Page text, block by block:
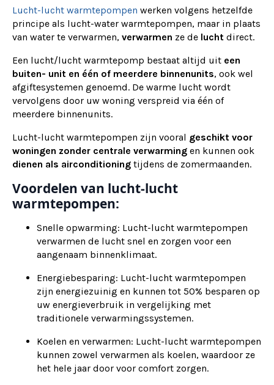
Lucht-lucht warmtepompen werken volgens hetzelfde
principe als lucht-water warmtepompen, maar in plaats
van water te verwarmen, verwarmen ze de lucht direct.
Een lucht/lucht warmtepomp bestaat altijd uit een
buiten- unit en één of meerdere binnenunits, ook wel
afgiftesystemen genoemd. De warme lucht wordt
vervolgens door uw woning verspreid via één of
meerdere binnenunits.
Lucht-lucht warmtepompen zijn vooral geschikt voor
woningen zonder centrale verwarming en kunnen ook
dienen als airconditioning tijdens de zomermaanden.
Voordelen van lucht-lucht
warmtepompen:
Snelle opwarming: Lucht-lucht warmtepompen
verwarmen de lucht snel en zorgen voor een
aangenaam binnenklimaat.
Energiebesparing: Lucht-lucht warmtepompen
zijn energiezuinig en kunnen tot 50% besparen op
uw energieverbruik in vergelijking met
traditionele verwarmingssystemen.
Koelen en verwarmen: Lucht-lucht warmtepompen
kunnen zowel verwarmen als koelen, waardoor ze
het hele jaar door voor comfort zorgen.